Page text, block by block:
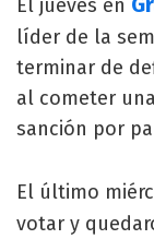
El jueves en
líder de la
terminar de
al cometer
sanción por
El último
votar y